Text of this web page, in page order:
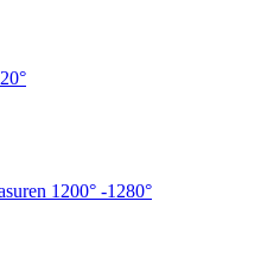
1200° -1280°